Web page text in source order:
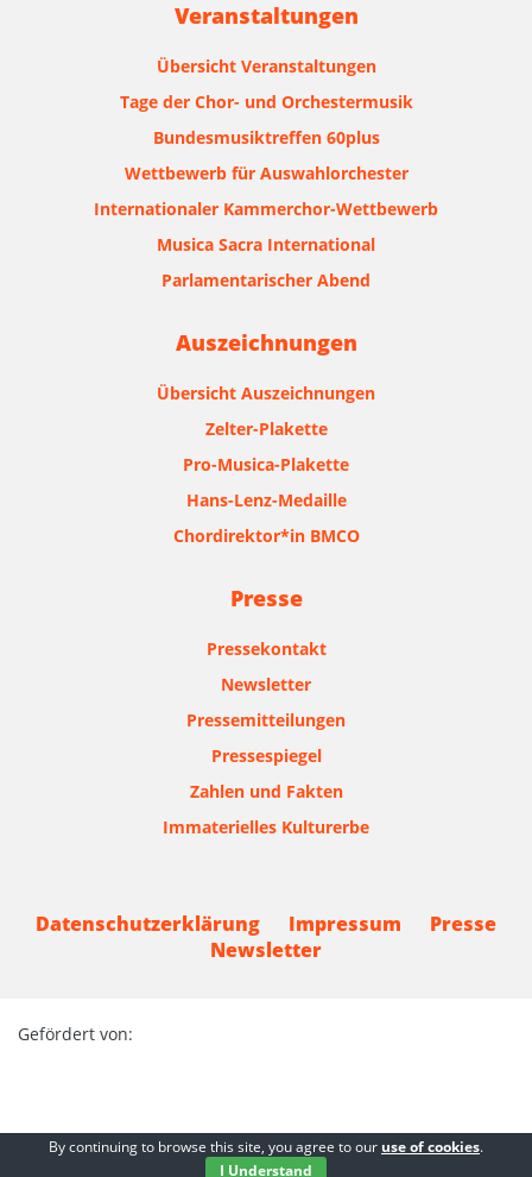
Veranstaltungen
Übersicht Veranstaltungen
Tage der Chor- und Orchestermusik
Bundesmusiktreffen 60plus
Wettbewerb für Auswahlorchester
Internationaler Kammerchor-Wettbewerb
Musica Sacra International
Parlamentarischer Abend
Auszeichnungen
Übersicht Auszeichnungen
Zelter-Plakette
Pro-Musica-Plakette
Hans-Lenz-Medaille
Chordirektor*in BMCO
Presse
Pressekontakt
Newsletter
Pressemitteilungen
Pressespiegel
Zahlen und Fakten
Immaterielles Kulturerbe
Datenschutzerklärung Impressum
Presse
Newsletter
Gefördert von:
© 2026 Bundesmusikverband Chor & Orchester e.V.
By continuing to browse this site, you agree to our use of cookies.
I Understand